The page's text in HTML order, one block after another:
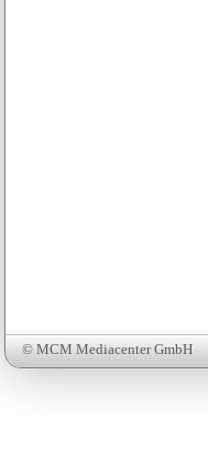
© MCM Mediacenter GmbH